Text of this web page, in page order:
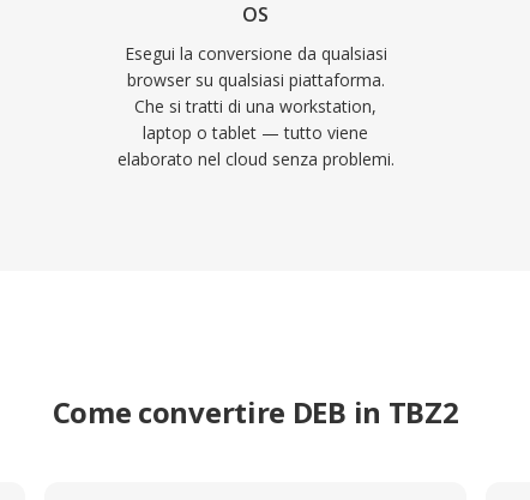
OS
Esegui la conversione da qualsiasi
browser su qualsiasi piattaforma.
Che si tratti di una workstation,
laptop o tablet — tutto viene
elaborato nel cloud senza problemi.
Come convertire DEB in TBZ2